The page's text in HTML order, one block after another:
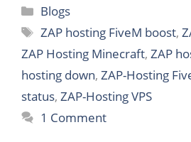
Categories
Blogs
Tags
ZAP hosting FiveM boost,
ZAP Hosting Minecraft, ZAP
hosting down, ZAP-Hosting
status, ZAP-Hosting VPS
1 Comment